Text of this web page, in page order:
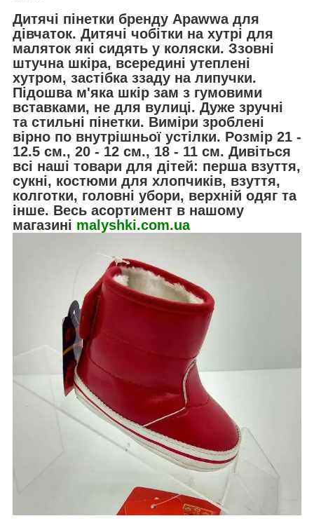
Дитячі пінетки бренду Apawwa для
дівчаток. Дитячі чобітки на хутрі для
маляток які сидять у коляски. Ззовні
штучна шкіра, всередині утеплені
хутром, застібка ззаду на липучки.
Підошва м'яка шкір зам з гумовими
вставками, не для вулиці. Дуже зручні
та стильні пінетки. Виміри зроблені
вірно по внутрішньої устілки. Розмір 21 -
12.5 см., 20 - 12 см., 18 - 11 см. Дивіться
всі наші товари для дітей: перша взуття,
сукні, костюми для хлопчиків, взуття,
колготки, головні убори, верхній одяг та
інше. Весь асортимент в нашому
магазині malyshki.com.ua